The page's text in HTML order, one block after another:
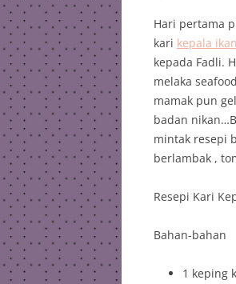
Hari pertama
kari kepala
kepada Fadli.
melaka
mamak pun
badan
mintak resepi
berlambak ,
Resepi Kari
Bahan-bahan
1 keping